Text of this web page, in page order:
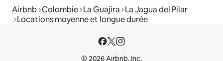
Airbnb Colombie La Guajira La Jagua del Pilar
Locations moyenne et longue durée
© 2026 Airbnb, Inc.